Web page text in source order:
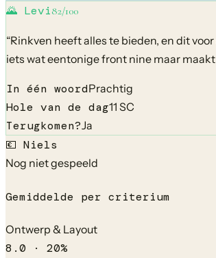
🌄 Levi82/100
“Rinkven heeft alles te bieden, en dit
iets wat eentonige front nine maar
In één woordPrachtig
Hole van de dag11 SC
Terugkomen?Ja
💶 Niels
Nog niet gespeeld
Gemiddelde per criterium
Ontwerp & Layout
8.0 · 20%